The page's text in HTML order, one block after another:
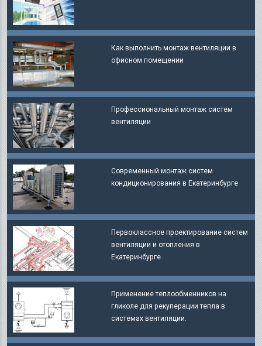
Как выполнить монтаж вентиляции в
офисном помещении
Профессиональный монтаж систем
вентиляции
Современный монтаж систем
кондиционирования в Екатеринбурге
Первоклассное проектирование систем
вентиляции и отопления в
Екатеринбурге
Применение теплообменников на
гликоле для рекуперации тепла в
системах вентиляции.